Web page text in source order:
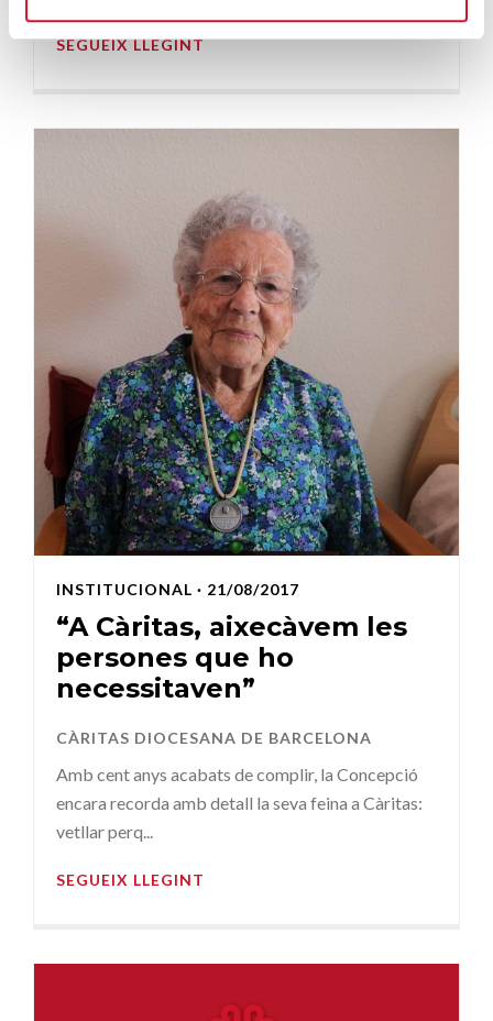
SEGUEIX LLEGINT
INSTITUCIONAL · 21/08/2017
“A Càritas, aixecàvem les
persones que ho
necessitaven”
CÀRITAS DIOCESANA DE BARCELONA
Amb cent anys acabats de complir, la Concepció
encara recorda amb detall la seva feina a Càritas:
vetllar perq...
SEGUEIX LLEGINT